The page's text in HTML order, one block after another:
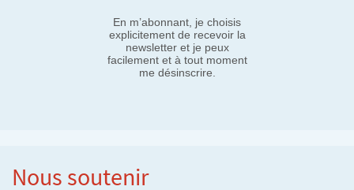
En m’abonnant, je choisis
explicitement de recevoir la
newsletter et je peux
facilement et à tout moment
me désinscrire.
Nous soutenir